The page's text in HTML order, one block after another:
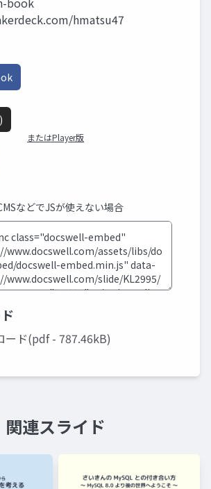
hmatsu47
またはPlayer版
などでJSが使えない場合
ード(pdf - 787.46kB)
関連スライド